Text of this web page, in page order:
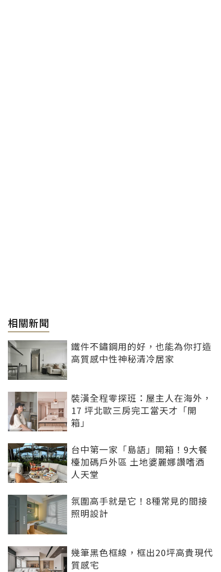
相關新聞
鐵件不鏽鋼用的好，也能為你打造
高質感中性神秘清冷居家
裝潢全程零探班：屋主人在海外，
17 坪北歐三房完工當天才「開
箱」
台中第一家「島語」開箱！9大餐
檯加碼戶外區 土地婆麗娜讚嗜酒
人天堂
氛圍高手就是它！8種常見的間接
照明設計
幾筆黑色框線，框出20坪高貴現代
質感宅